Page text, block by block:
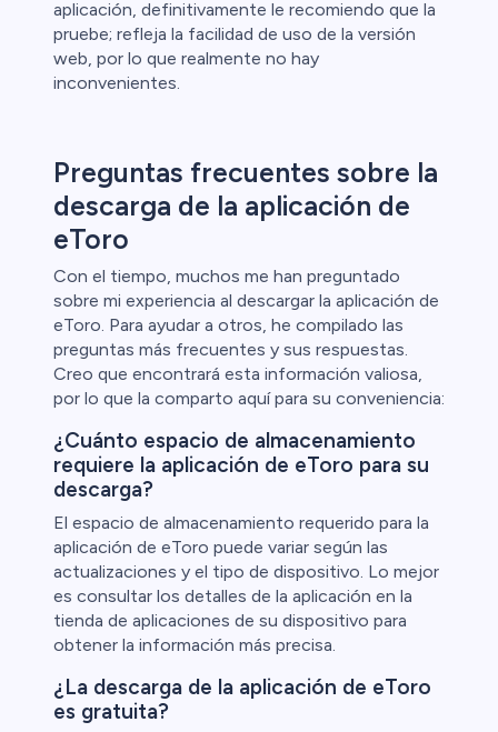
aplicación, definitivamente le recomiendo que la
pruebe; refleja la facilidad de uso de la versión
web, por lo que realmente no hay
inconvenientes.
Preguntas frecuentes sobre la
descarga de la aplicación de
eToro
Con el tiempo, muchos me han preguntado
sobre mi experiencia al descargar la aplicación de
eToro. Para ayudar a otros, he compilado las
preguntas más frecuentes y sus respuestas.
Creo que encontrará esta información valiosa,
por lo que la comparto aquí para su conveniencia:
¿Cuánto espacio de almacenamiento
requiere la aplicación de eToro para su
descarga?
El espacio de almacenamiento requerido para la
aplicación de eToro puede variar según las
actualizaciones y el tipo de dispositivo. Lo mejor
es consultar los detalles de la aplicación en la
tienda de aplicaciones de su dispositivo para
obtener la información más precisa.
¿La descarga de la aplicación de eToro
es gratuita?